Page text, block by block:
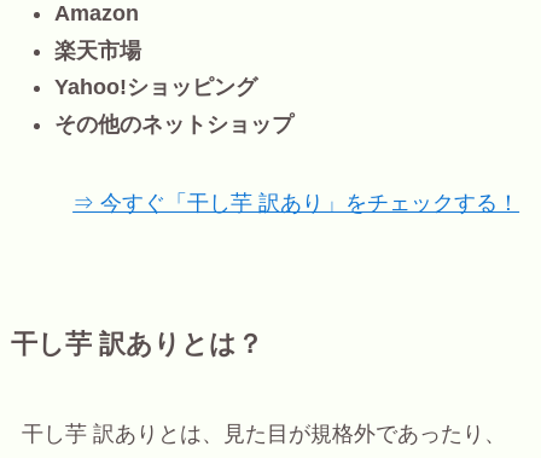
Amazon
楽天市場
Yahoo!ショッピング
その他のネットショップ
⇒ 今すぐ「干し芋 訳あり」をチェックする！
干し芋 訳ありとは？
干し芋 訳ありとは、見た目が規格外であったり、